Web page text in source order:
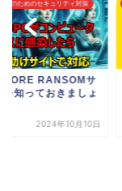
業のためのセキュリティ対策
RANSOMサ
を知っておきましょ
2024年10月10日